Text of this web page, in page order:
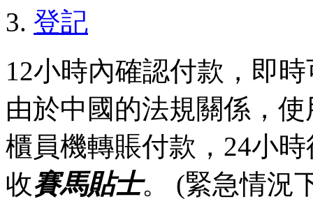
登記
12小時內確認付款，即
由於中國的法規關係，
櫃員機轉賬付款，24小
收賽馬貼士。 (緊急情況